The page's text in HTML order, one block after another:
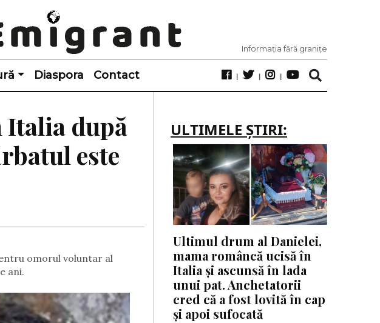
Informația fără granițe
Diaspora Contact
după
este
omorul voluntar al
ani.
ULTIMELE ȘTIRI:
Ultimul drum al Danielei,
mama româncă ucisă în
Italia și ascunsă în lada
unui pat. Anchetatorii
cred că a fost lovită în cap
și apoi sufocată